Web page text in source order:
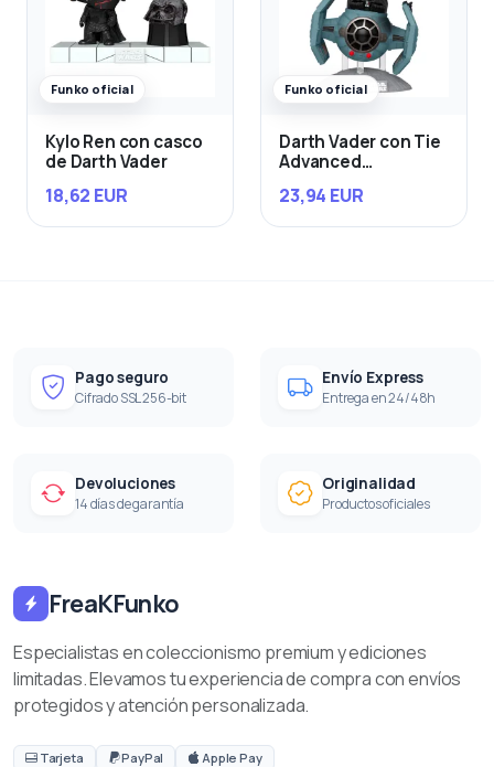
Funko oficial
Kylo Ren con casco
de Darth Vader
18,62 EUR
Funko oficial
Darth Vader con Tie
Advanced
23,94 EUR
Pago seguro
Cifrado SSL 256-bit
Envío Express
Entrega en 24/48h
Devoluciones
14 días de garantía
Originalidad
Productos oficiales
FreaKFunko
Especialistas en coleccionismo premium y ediciones
limitadas. Elevamos tu experiencia de compra con envíos
protegidos y atención personalizada.
Tarjeta PayPal Apple Pay